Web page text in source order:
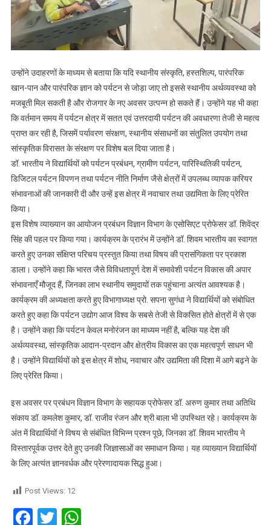
उन्होंने उदाहरणों के माध्यम से बताया कि यदि स्थानीय संस्कृति, हस्तशिल्प, पारंपरिक
खान-पान और पारंपरिक ज्ञान को पर्यटन से जोड़ा जाए तो इससे स्थानीय अर्थव्यवस्था को
मजबूती मिल सकती है और रोजगार के नए अवसर उत्पन्न हो सकते हैं। उन्होंने यह भी कहा
कि वर्तमान समय में पर्यटन क्षेत्र में सतत एवं उत्तरदायी पर्यटन की अवधारणा तेजी से महत्व
प्राप्त कर रही है, जिसमें पर्यावरण संरक्षण, स्थानीय संसाधनों का संतुलित उपयोग तथा
सांस्कृतिक विरासत के संरक्षण पर विशेष बल दिया जाता है।
डॉ. भारतीय ने विद्यार्थियों को पर्यटन प्रबंधन, ग्रामीण पर्यटन, पारिस्थितिकी पर्यटन,
डिजिटल पर्यटन विपणन तथा पर्यटन नीति निर्माण जैसे क्षेत्रों में उपलब्ध व्यापक करियर
संभावनाओं की जानकारी दी और उन्हें इस क्षेत्र में नवाचार तथा उद्यमिता के लिए प्रेरित
किया।
इस विशेष व्याख्यान का आयोजन प्रबंधन विज्ञान विभाग के एसोसिएट प्रोफेसर डॉ. शिवेंद्र
सिंह की पहल पर किया गया। कार्यक्रम के प्रारंभ में उन्होंने डॉ. शिवम भारतीय का स्वागत
करते हुए उनका संक्षिप्त परिचय प्रस्तुत किया तथा विषय की प्रासंगिकता पर प्रकाश
डाला। उन्होंने कहा कि भारत जैसे विविधतापूर्ण देश में समावेशी पर्यटन विकास की अपार
संभावनाएँ मौजूद हैं, जिनका लाभ स्थानीय समुदायों तक पहुंचाना अत्यंत आवश्यक है।
कार्यक्रम की अध्यक्षता करते हुए विभागाध्यक्ष प्रो. सपना सुगंधा ने विद्यार्थियों को संबोधित
करते हुए कहा कि पर्यटन उद्योग आज विश्व के सबसे तेजी से विकसित होते क्षेत्रों में से एक
है। उन्होंने कहा कि पर्यटन केवल मनोरंजन का माध्यम नहीं है, बल्कि यह देश की
अर्थव्यवस्था, सांस्कृतिक आदान-प्रदान और क्षेत्रीय विकास का एक महत्वपूर्ण साधन भी
है। उन्होंने विद्यार्थियों को इस क्षेत्र में शोध, नवाचार और उद्यमिता की दिशा में आगे बढ़ने के
लिए प्रेरित किया।
इस अवसर पर प्रबंधन विज्ञान विभाग के सहायक प्रोफेसर डॉ. अरुण कुमार तथा अतिथि
संकाय डॉ. कमलेश कुमार, डॉ. राजीव रंजन और श्री बाला भी उपस्थित रहे। कार्यक्रम के
अंत में विद्यार्थियों ने विषय से संबंधित विभिन्न प्रश्न पूछे, जिनका डॉ. शिवम भारतीय ने
विस्तारपूर्वक उत्तर देते हुए उनकी जिज्ञासाओं का समाधान किया। यह व्याख्यान विद्यार्थियों
के लिए अत्यंत ज्ञानवर्धक और प्रेरणादायक सिद्ध हुआ।
Post Views: 12
Facebook
TwitterWhatsApp